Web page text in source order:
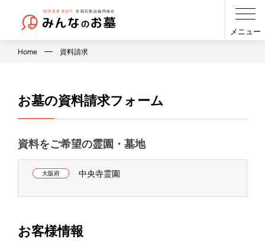
メニュー
Home 資料請求
お墓の資料請求フォーム
資料をご希望の霊園・墓地
大阪府 中央寺霊園
お客様情報